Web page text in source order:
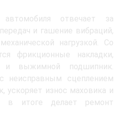
автомобиля отвечает за
и гашение вибраций,
нагрузкой. Со
фрикционные накладки,
выжимной подшипник.
неисправным сцеплением
ускоряет износ маховика и
в итоге делает ремонт